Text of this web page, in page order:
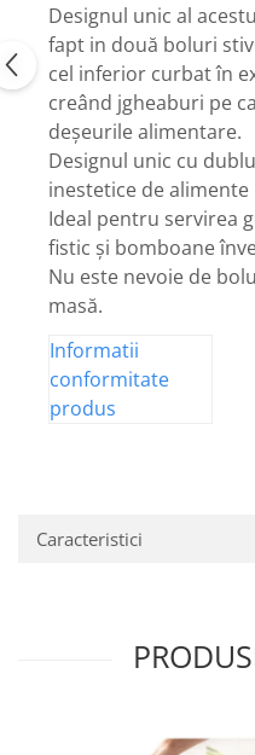
Designul unic al
fapt in două boluri
cel inferior curbat în
creând jgheaburi pe
deșeurile alimentare.
Designul unic cu
inestetice de alimente
Ideal pentru servirea
fistic și bomboane
Nu este nevoie de
masă.
Informatii
conformitate
produs
Caracteristici